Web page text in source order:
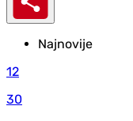
Najnovije
12
30